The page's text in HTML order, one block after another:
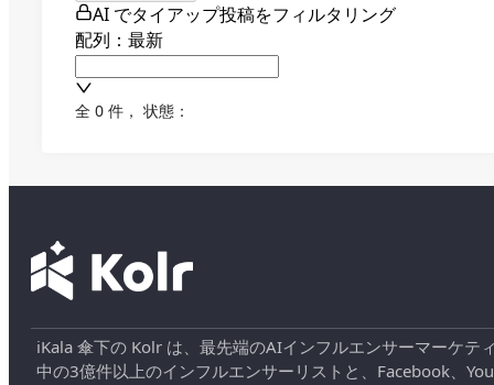
AI でタイアップ投稿をフィルタリング
配列：最新
全 0 件 ， 状態：
iKala 傘下の Kolr は、最先端のAIインフルエンサーマーケ
中の3億件以上のインフルエンサーリストと、Facebook、